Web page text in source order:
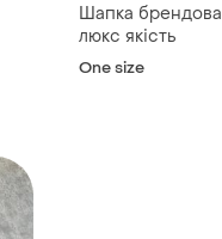
Шапка брендова
люкс якість
One size